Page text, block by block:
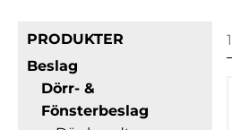
PRODUKTER
Beslag
Dörr- &
Fönsterbeslag